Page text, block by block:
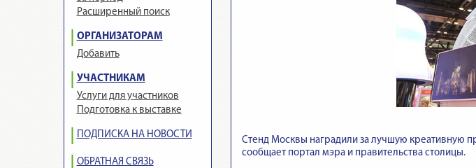
Расширенный поиск
ОРГАНИЗАТОРАМ
Добавить
УЧАСТНИКАМ
Услуги для участников
Подготовка к выставке
ПОДПИСКА НА НОВОСТИ
ОБРАТНАЯ СВЯЗЬ
Стенд Москвы наградили за лучшую креативную
сообщает портал мэра и правительства столицы.